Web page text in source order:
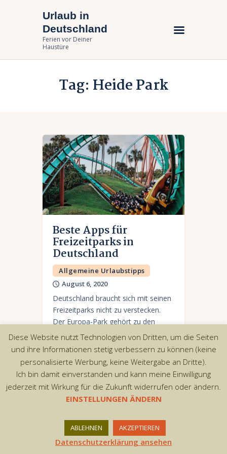
Urlaub in
Deutschland
Ferien vor Deiner
Haustüre
Tag: Heide Park
Urlaub in Deutschland
Ferien vor Deiner Haustüre
Urlaub zuhause
Bundesländer
Beste Apps für
Freizeitparks in
Deutschland
Allgemeine Urlaubstipps
August 6, 2020
Deutschland braucht sich mit seinen
Freizeitparks nicht zu verstecken.
Der Europa-Park gehört zu den
besten Parks weltweit und auch die
kleineren Parks bieten alles, was
man von einem spaßigen Tag…
reserved.
Diese Website nutzt Technologien von Dritten, um die Seiten
und ihre Informationen stetig verbessern zu können (keine
personalisierte Werbung, keine Weitergabe an Dritte).
Ich bin damit einverstanden und kann meine Einwilligung
jederzeit mit Wirkung für die Zukunft widerrufen oder ändern.
EINSTELLUNGEN ÄNDERN
ABLEHNEN AKZEPTIEREN
Datenschutzerklärung ansehen